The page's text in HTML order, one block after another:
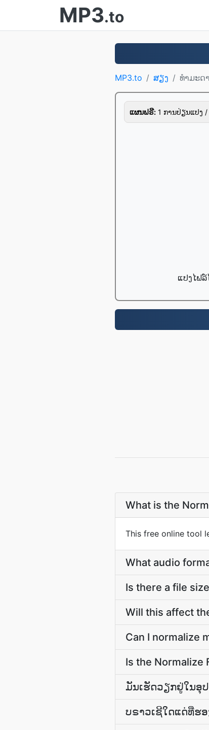
MP3.to
MP3.to ສຽງ ທໍາມະດ
ແຜນຟຣີ: 1 ການປ່ຽນແປງ
ແປງໄຟລ໌
What is the
This free online tool
What audio
Is there a file
Will this affect
Can I normalize
Is the Normalize
ມັນເຮັດວຽກຢູ່ໃນອຸ
ບຣາວເຊີໃດແດ່ທີ່ຮ